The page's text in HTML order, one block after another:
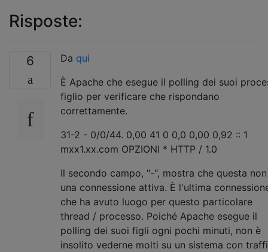
Risposte:
6 Da qui
È Apache che esegue il polling dei suoi
figlio per verificare che rispondano
correttamente.
31-2 - 0/0/44. 0,00 41 0 0,0 0,00 0,92 :: 1
mxx1.xx.com OPZIONI * HTTP / 1.0
Il secondo campo, "-", mostra che questa
una connessione attiva. È l'ultima
che ha avuto luogo per questo particolare
thread / processo. Poiché Apache esegue il
polling dei suoi figli ogni pochi minuti, non è
insolito vederne molti su un sistema con